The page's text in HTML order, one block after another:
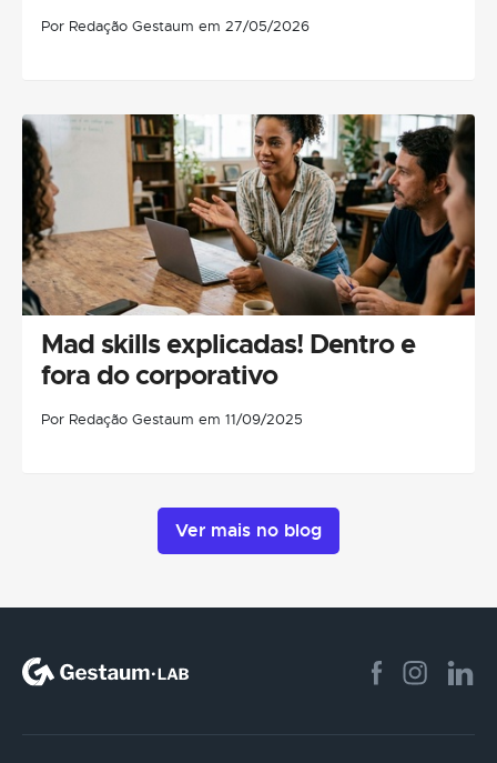
Por Redação Gestaum em 27/05/2026
Mad skills explicadas! Dentro e
fora do corporativo
Por Redação Gestaum em 11/09/2025
Ver mais no blog